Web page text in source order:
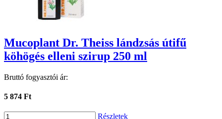
Mucoplant Dr. Theiss lándzsás útifű
köhögés elleni szirup 250 ml
Bruttó fogyasztói ár:
5 874 Ft
Részletek